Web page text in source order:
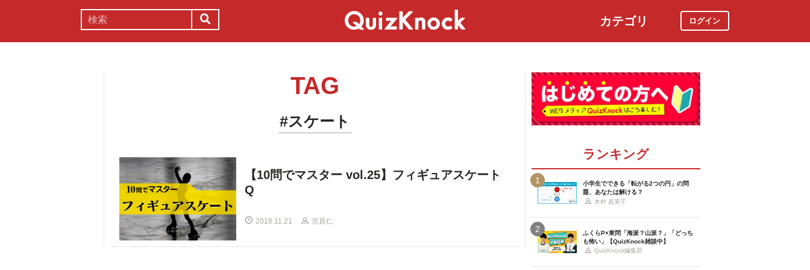
カテゴリ ログイン
TAG
#スケート
【10問でマスター vol.25】フィギュアスケート
Q
2018.11.21 宮原仁
ランキング
1
小学生でできる「転がる2つの円」の問
題、あなたは解ける？
木村 真実子
2
ふくらP×東問「海派？山派？」「どっち
も怖い」【QuizKnock雑談中】
QuizKnock編集部